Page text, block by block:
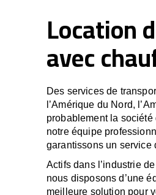
Location
avec
Des services de
l’Amérique du Nord,
probablement la société
notre équipe
garantissons un service
Actifs dans l’industrie
nous disposons d’une
meilleure solution pour